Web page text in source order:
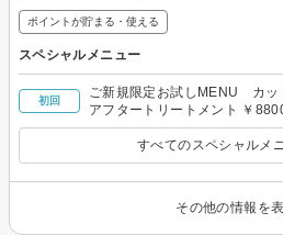
ポイントが貯まる・使える
スペシャルメニュー
初回
ご新規限定お試しMENU カッ
アフタートリートメント ￥
すべてのスペシャルメ
その他の情報を